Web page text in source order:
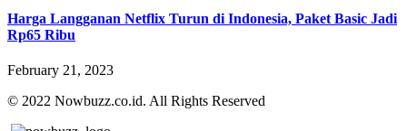
Harga Langganan Netflix Turun di Indonesia, Paket Basic Jadi
Rp65 Ribu
February 21, 2023
© 2022 Nowbuzz.co.id. All Rights Reserved